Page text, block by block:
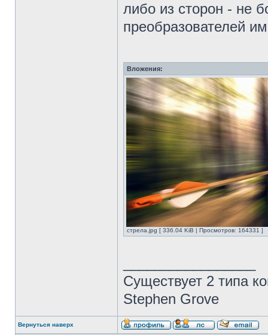
либо из сторон - не
преобразователей
Вложения:
стрела.jpg [ 336.04 KiB | Просмотров: 164331 ]
Существует 2 типа
Stephen Grove
Вернуться наверх